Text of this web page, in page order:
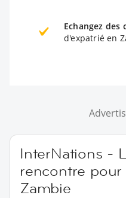
Echangez des
d'expatrié en
InterNations -
rencontre pour
Zambie